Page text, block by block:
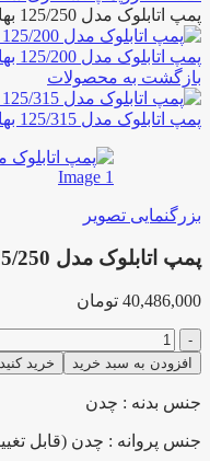
پمپ اتابلوک مدل 125/250 بهارپمپ
پمپ اتابلوک مدل 125/200 بهارپمپ
بازگشت به محصولات
پمپ اتابلوک مدل 125/315 بهارپمپ
بزرگنمایی تصویر
پمپ اتابلوک مدل 125/250 بهارپمپ
40,486,000 تومان
پمپ
اتابلوک
مدل
125/250
عدد
افزودن به سبد خرید خرید کنید
جنس بدنه : چدن
جنس پروانه : چدن (قابل